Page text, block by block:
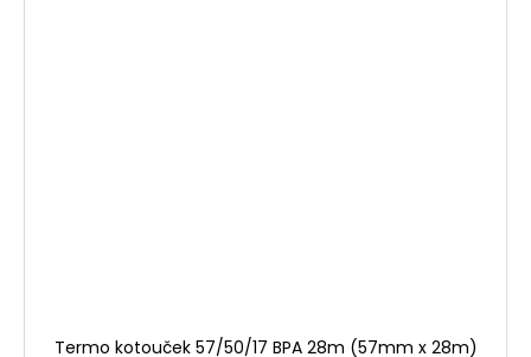
Termo kotouček 57/50/17 BPA 28m (57mm x 28m)